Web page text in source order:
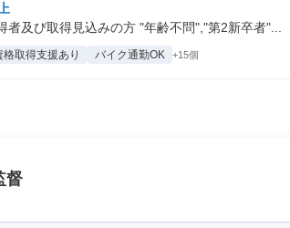
者及び取得見込みの方 "年齢不問","第2新卒者"...
格取得支援あり バイク通勤OK +15個
督